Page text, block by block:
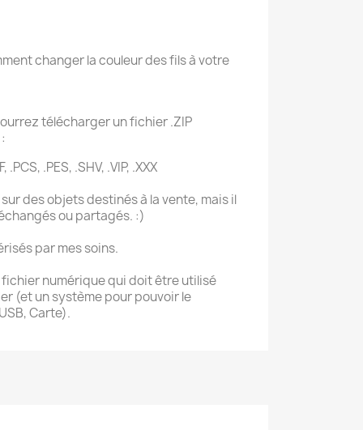
changer la couleur des fils à votre
télécharger un fichier .ZIP
.PCS, .PES, .SHV, .VIP, .XXX
des objets destinés à la vente, mais il
ou partagés. :)
par mes soins.
fichier numérique qui doit être utilisé
(et un système pour pouvoir le
Carte).